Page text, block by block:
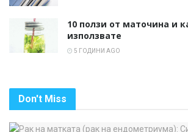
10 ползи от маточина и
използвате
5 ГОДИНИ AGO
Don't Miss